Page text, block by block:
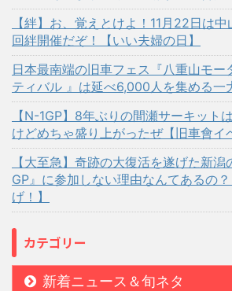
【絆】お、覚えとけよ！11月22日は
回絆開催だぞ！【いい夫婦の日】
日本最南端の旧車フェス『八重山モー
ティバル 』は延べ6,000人を集める一
【N-1GP】8年ぶりの間瀬サーキット
けどめちゃ盛り上がったぜ【旧車會イ
【大至急】奇跡の大復活を遂げた新
GP』に参加しない理由なんてあるの
げ！】
カテゴリー
新着ニュース＆旬ネタ